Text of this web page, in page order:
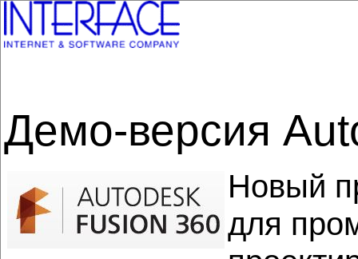
Демо-версия
Новый
для